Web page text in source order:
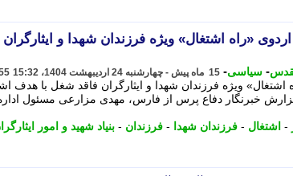
«راه اشتغال» ویژه فرزندان شهدا و
- سیاسی- 15 ماه پیش - چهارشنبه 24 اردیبهشت 1404، 15:32
اشتغال» ویژه فرزندان شهدا و ایثارگران فاقد شغل با هدف
خبرنگار دفاع پرس از فارس، مهدی مزارعی مسئول اداره
- اشتغال - فرزندان شهدا - فرزندان - بنیاد شهید و امور